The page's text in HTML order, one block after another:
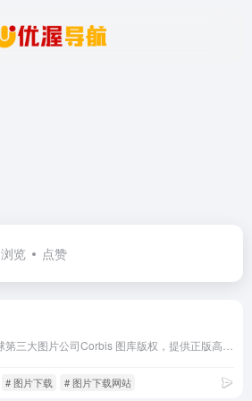
浏览 点赞
# 图片下载 # 图片下载网站